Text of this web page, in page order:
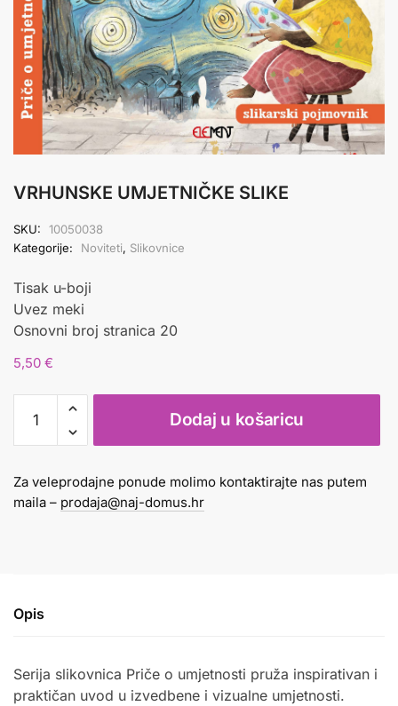
VRHUNSKE UMJETNIČKE SLIKE
SKU:
10050038
Kategorije:
Noviteti, Slikovnice
Tisak u-boji
Uvez meki
Osnovni broj stranica 20
5,50 €
VRHUNSKE
UMJETNIČKE
SLIKE
Dodaj u košaricu
Za veleprodajne ponude molimo kontaktirajte nas putem
maila – prodaja@naj-domus.hr
Opis
Serija slikovnica Priče o umjetnosti pruža inspirativan i
praktičan uvod u izvedbene i vizualne umjetnosti.